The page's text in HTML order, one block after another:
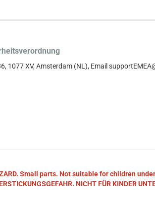
1077 XV, Amsterdam (NL), Email
Small parts. Not suitable for children
NICHT FÜR KINDER